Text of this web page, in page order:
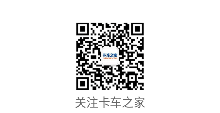
关注卡车之家